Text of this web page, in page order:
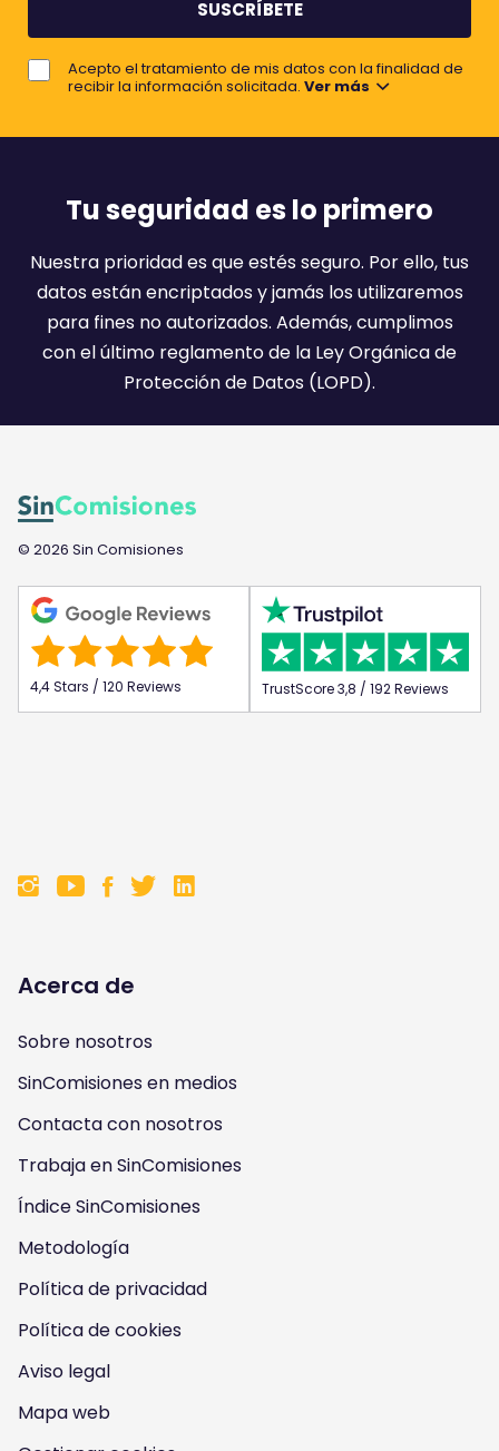
r
e
j
o
e
Acepto el tratamiento de mis datos con la finalidad de
recibir la información solicitada. Ver más
Tu seguridad es lo primero
Nuestra prioridad es que estés seguro. Por ello, tus
datos están encriptados y jamás los utilizaremos
para fines no autorizados. Además, cumplimos
con el último reglamento de la Ley Orgánica de
Protección de Datos (LOPD).
© 2026 Sin Comisiones
4,4 Stars / 120 Reviews TrustScore 3,8 / 192 Reviews
F
l
l
o
w
u
s
o
n
n
F
l
o
w
u
s
o
n
o
F
l
o
w
u
s
o
n
a
F
l
o
w
u
s
n
Acerca de
Sobre nosotros
SinComisiones en medios
Contacta con nosotros
Trabaja en SinComisiones
Índice SinComisiones
Metodología
Política de privacidad
Política de cookies
Aviso legal
Mapa web